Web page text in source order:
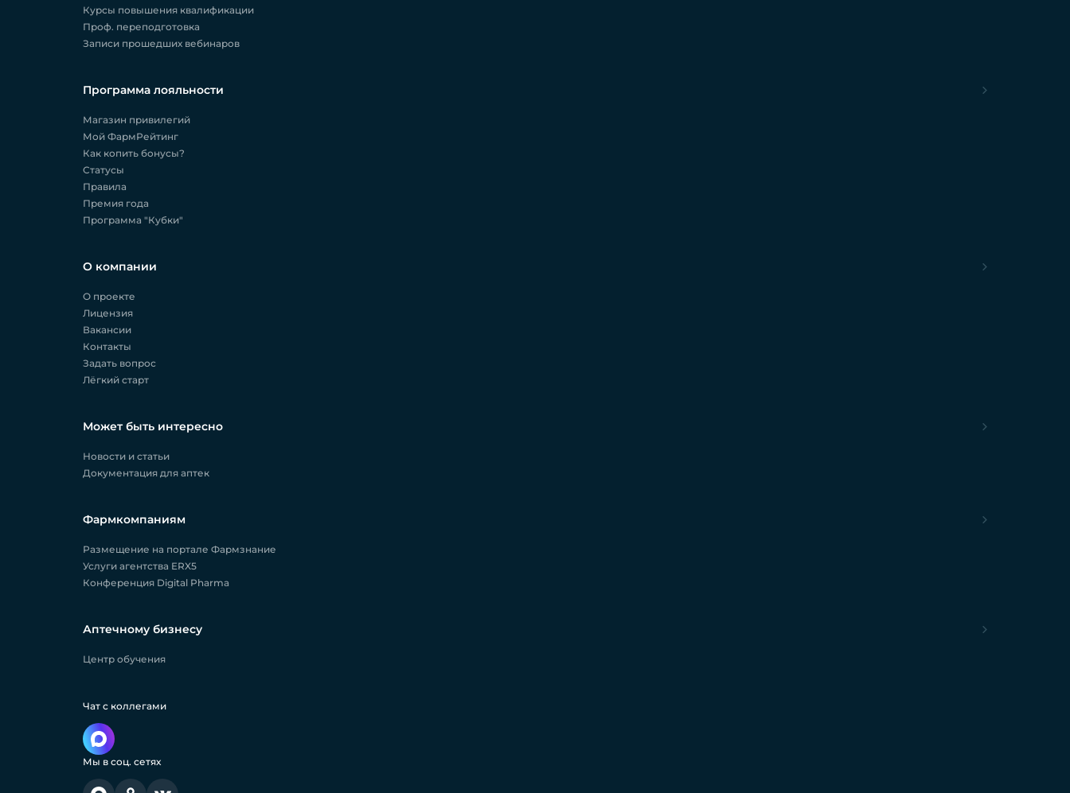
Курсы повышения квалификации
Проф. переподготовка
Записи прошедших вебинаров
Программа лояльности
Магазин привилегий
Мой ФармРейтинг
Как копить бонусы?
Статусы
Правила
Премия года
Программа "Кубки"
О компании
О проекте
Лицензия
Вакансии
Контакты
Задать вопрос
Лёгкий старт
Может быть интересно
Новости и статьи
Документация для аптек
Фармкомпаниям
Размещение на портале Фармзнание
Услуги агентства ERX5
Конференция Digital Pharma
Аптечному бизнесу
Центр обучения
Чат с коллегами
Мы в соц. сетях